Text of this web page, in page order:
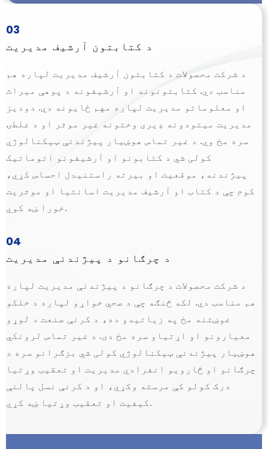
03
د کتابتون آرشیف مدیریت
د شرکت محصولات د کتابتون آرشیف مدیریت لپاره هم
مناسب دي. کتابتونونه او آرشیفونه د پوهې میراث
او معلوماتو مدیریت لپاره مهم ځایونه دي. دودیز
مدیریت میتودونه ډیری وختونه غیر موثر او د غلطۍ
سره مخ وي. د غیر تماس هوښیار پیژندنې ټیکنالوژي
کولی شي د کتابونو او آرشیفونو اتوماتیک
پیژندنه، موقعیت او بیرته راستنیدل احساس کړي،
کوم چې د کتاب او آرشیف مدیریت اسانتیا او موثریت
خورا ښه کوي.
04
د چرګانو د پیژندنې مدیریت
د شرکت محصولات د چرګانو د پیژندنې مدیریت لپاره
هم مناسب دي. لکه څنګه چې د صحي خواړو لپاره د خلکو
غوښتنه مخ په زیاتیدو ده، د کرنې صنعت د لوړو
معیارونو او اړتیاو سره مخ دی. د غیر تماس لرونکي
هوښیار پیژندنې ټیکنالوژي کولی شي بزګرانو سره د
چرګانو او څارویو انفرادي مدیریت او تعقیب وړتیا
درک کولو کې مرسته وکړي، او د کرنې نسل پالنې
کیفیت او تعقیب وړتیا ښه کړي.